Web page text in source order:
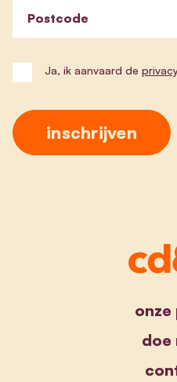
Postcode
Ja, ik aanvaard de
doe